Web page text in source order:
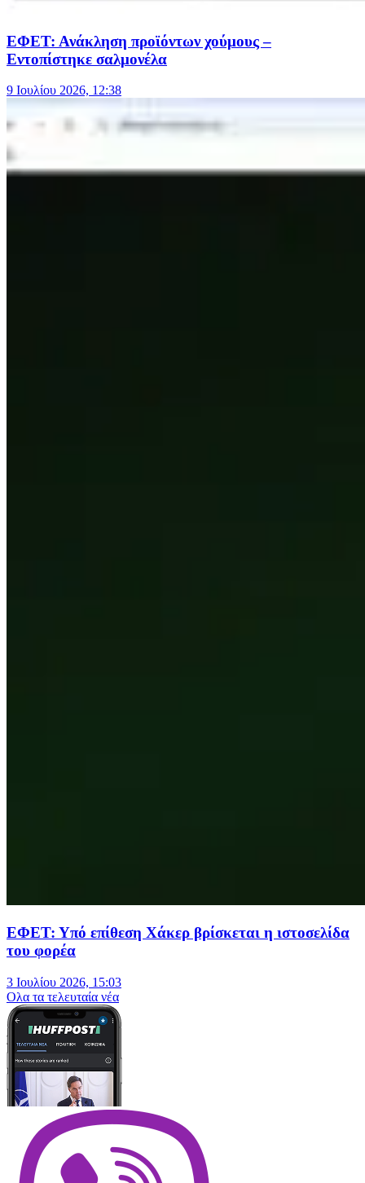
ΕΦΕΤ: Ανάκληση προϊόντων χούμους –
Εντοπίστηκε σαλμονέλα
9 Ιουλίου 2026, 12:38
ΕΦΕΤ: Υπό επίθεση Χάκερ βρίσκεται η ιστοσελίδα
του φορέα
3 Ιουλίου 2026, 15:03
Oλα τα τελευταία νέα